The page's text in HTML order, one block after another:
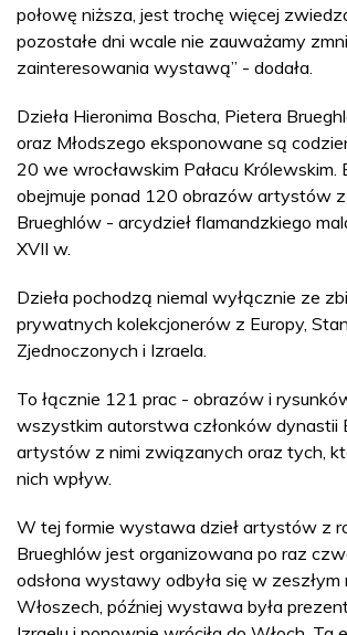
połowę niższa, jest trochę więcej
pozostałe dni wcale nie zauważamy
zainteresowania wystawą” - dodała.
Dzieła Hieronima Boscha, Pietera
oraz Młodszego eksponowane są
20 we wrocławskim Pałacu Królewskim.
obejmuje ponad 120 obrazów artystów
Brueghlów - arcydzieł flamandzkiego
XVII w.
Dzieła pochodzą niemal wyłącznie ze
prywatnych kolekcjonerów z Europy,
Zjednoczonych i Izraela.
To łącznie 121 prac - obrazów i
wszystkim autorstwa członków dynastii
artystów z nimi związanych oraz tych,
nich wpływ.
W tej formie wystawa dzieł artystów z
Brueghlów jest organizowana po raz
odsłona wystawy odbyła się w zeszłym
Włoszech, później wystawa była